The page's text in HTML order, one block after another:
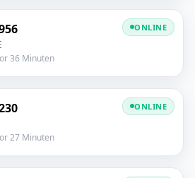
36 Minuten
ONLINE
27 Minuten
ONLINE